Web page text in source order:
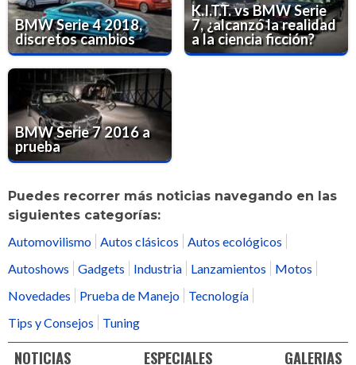
BMW Serie 4 2018,
discretos cambios
K.I.T.T. vs BMW Serie
7, ¿alcanzó la realidad
a la ciencia ficción?
BMW Serie 7 2016 a
prueba
Puedes recorrer más noticias navegando en las
siguientes categorías:
Automovilismo Autos clásicos
Autos ecológicos
Autoshows
Gadgets Industria Lanzamientos
Motos
Novedades
Prueba de Manejo
Tecnología
Tips y Consejos
Tuning
NOTICIAS ESPECIALES GALERIAS